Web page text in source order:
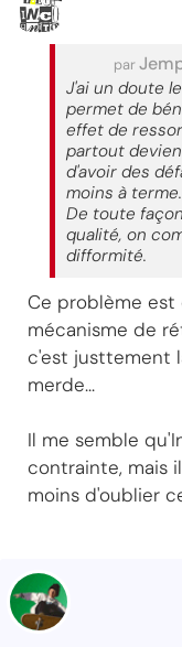
par
J'ai un doute
permet de
effet de
partout
d'avoir des
moins à terme.
De toute
qualité, on
difformité.
Ce problème
mécanisme de
c'est justtement
merde...
Il me semble
contrainte, mais
moins d'oublier